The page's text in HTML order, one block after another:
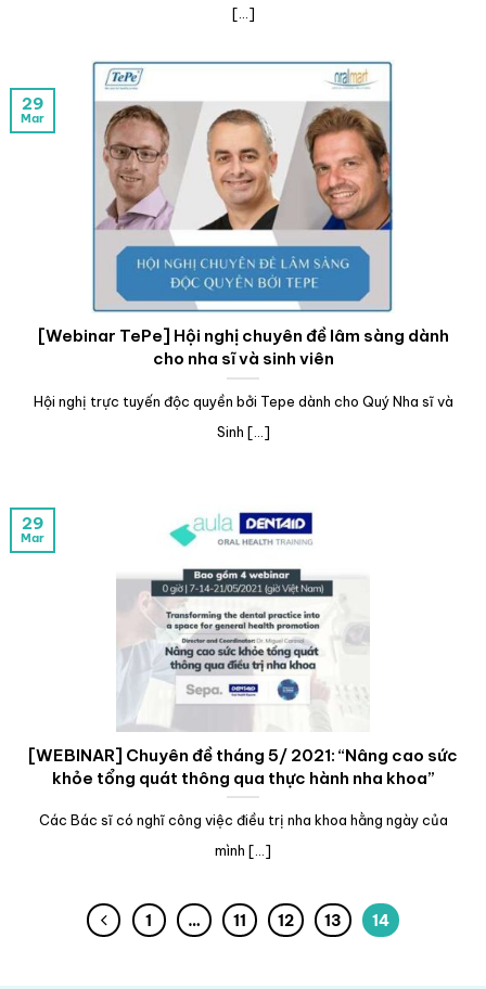
[...]
[Webinar TePe] Hội nghị chuyên đề lâm sàng dành
cho nha sĩ và sinh viên
Hội nghị trực tuyến độc quyền bởi Tepe dành cho Quý Nha sĩ và
Sinh [...]
29
Mar
[WEBINAR] Chuyên đề tháng 5/ 2021: “Nâng cao sức
khỏe tổng quát thông qua thực hành nha khoa”
Các Bác sĩ có nghĩ công việc điều trị nha khoa hằng ngày của
mình [...]
29
Mar
1 … 11 12 13 14